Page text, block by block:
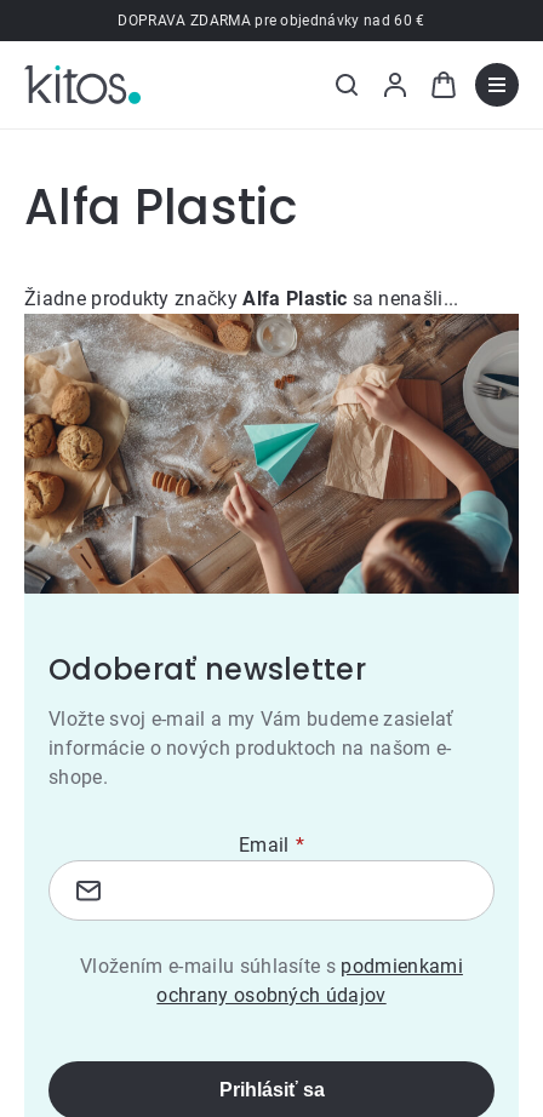
na
obsah
DOPRAVA ZDARMA pre objednávky nad 60 €
Alfa Plastic
Žiadne produkty značkyAlfa Plastic sa nenašli...
Odoberať newsletter
Vložte svoj e-mail a my Vám budeme zasielať
informácie o nových produktoch na našom e-
shope.
Email
Vložením e-mailu súhlasíte s podmienkami
ochrany osobných údajov
Prihlásiť sa